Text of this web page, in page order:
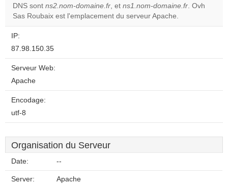
Do you
own this
DNS sont ns2.nom-domaine.fr, et ns1.nom-domaine.fr. Ovh
Sas Roubaix est l'emplacement du serveur Apache.
IP:
87.98.150.35
Serveur Web:
Apache
Encodage:
utf-8
Organisation du Serveur
Date: --
Server: Apache